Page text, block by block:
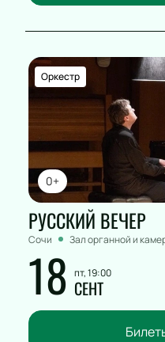
0+
Оркестр
РУССКИЙ ВЕЧЕР
Сочи Зал органной и
18 пт, 19:00
СЕНТ